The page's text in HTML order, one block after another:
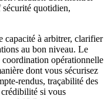
quotidien,
capacité à arbitrer, clarifier
au bon niveau. Le
opérationnelle
dont vous sécurisez
rendus, traçabilité des
si vous